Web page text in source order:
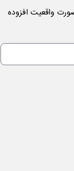
واقعیت افزوده